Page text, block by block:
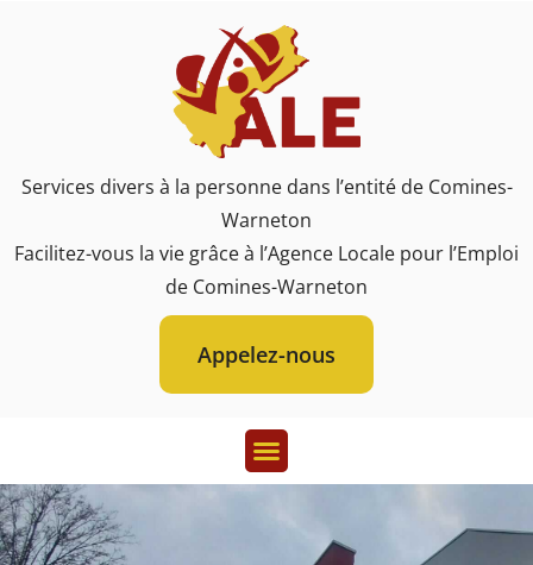
Services divers à la personne dans l’entité de Comines-
Warneton
Facilitez-vous la vie grâce à l’Agence Locale pour l’Emploi
de Comines-Warneton
Appelez-nous